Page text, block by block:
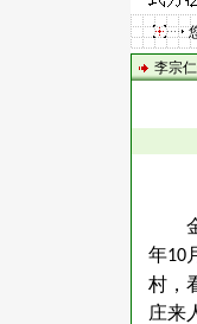
李宗
年10
村，
庄来